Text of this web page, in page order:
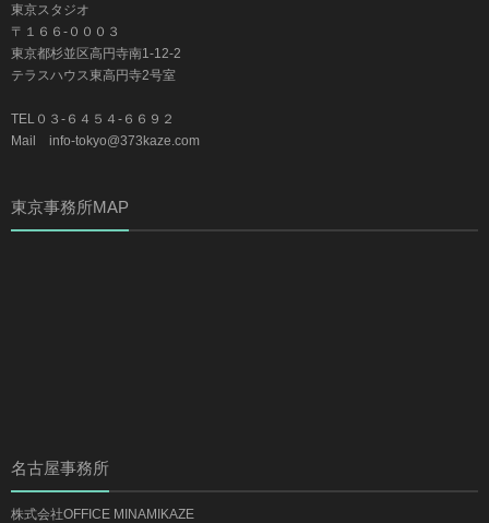
東京スタジオ
〒１６６-０００３
東京都杉並区高円寺南1-12-2
テラスハウス東高円寺2号室
TEL０３-６４５４-６６９２
Mail info-tokyo@373kaze.com
東京事務所MAP
名古屋事務所
株式会社OFFICE MINAMIKAZE